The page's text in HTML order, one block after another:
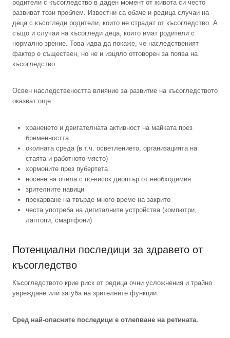
родители с късогледство в даден момент от живота си често
развиват този проблем. Известни са обаче и редица случаи на
деца с късогледи родители, които не страдат от късогледство. А
също и случаи на късогледи деца, които имат родители с
нормално зрение. Това идва да покаже, че наследственият
фактор е съществен, но не и изцяло отговорен за поява на
късогледство.
Освен наследствеността влияние за развитие на късогледството
оказват още:
храненето и двигателната активност на майката през
бременността
околната среда (в т.ч. осветлението, организацията на
стаята и работното място)
хормоните през пубертета
носене на очила с по-висок диоптър от необходимия
зрителните навици
прекарване на твърде много време на закрито
честа употреба на дигиталните устройства (компютри,
лаптопи, смартфони)
Потенциални последици за здравето от
късогледство
Късогледството крие риск от редица очни усложнения и трайно
увреждане или загуба на зрителните функции.
Сред най-опасните последици е отлепване на ретината.